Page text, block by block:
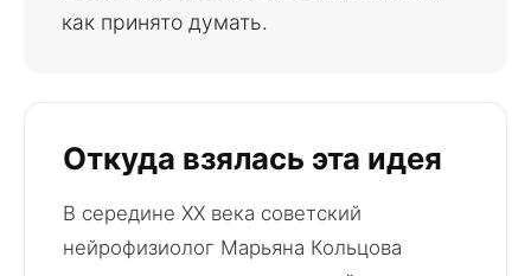
как принято думать.
Откуда взялась эта идея
В середине XX века советский
нейрофизиолог Марьяна Кольцова